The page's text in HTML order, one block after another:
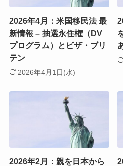
2026年4月：米国移民法 最
新情報 – 抽選永住権（DV
プログラム）とビザ・ブリ
テン
2026年4月1日(水)
2026年2月：親を日本から